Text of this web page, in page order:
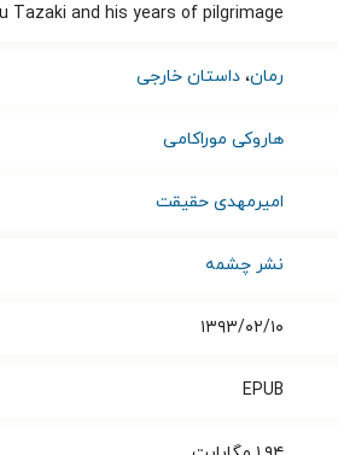
Tazaki and his years of pilgrimage
رمان، داستان خارجی
هاروکی موراکامی
امیرمهدی حقیقت
نشر چشمه
۱۳۹۳/۰۲/۱۰
EPUB